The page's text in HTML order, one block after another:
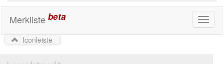
Toggle
Merkliste beta
Iconleiste